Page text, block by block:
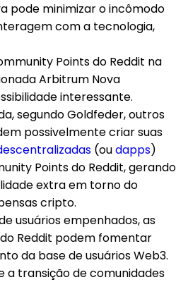
pode minimizar o incômodo
com a tecnologia,
Points do Reddit na
Arbitrum Nova
interessante.
segundo Goldfeder, outros
possivelmente criar suas
(oudapps)
Points do Reddit, gerando
extra em torno do
cripto.
usuários empenhados, as
Reddit podem fomentar
da base de usuários Web3.
a transição de comunidades